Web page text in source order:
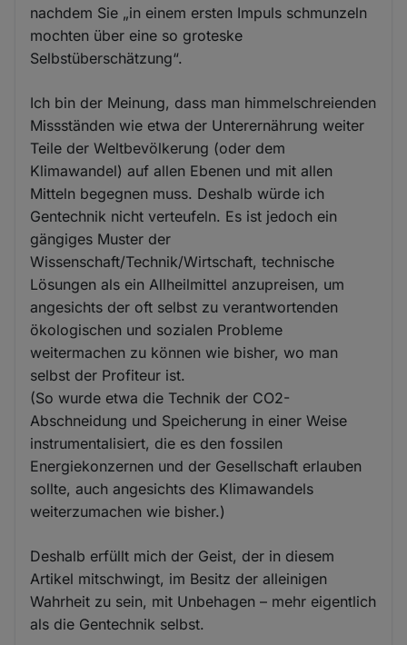
nachdem Sie „in einem ersten Impuls schmunzeln
mochten über eine so groteske
Selbstüberschätzung“.
Ich bin der Meinung, dass man himmelschreienden
Missständen wie etwa der Unterernährung weiter
Teile der Weltbevölkerung (oder dem
Klimawandel) auf allen Ebenen und mit allen
Mitteln begegnen muss. Deshalb würde ich
Gentechnik nicht verteufeln. Es ist jedoch ein
gängiges Muster der
Wissenschaft/Technik/Wirtschaft, technische
Lösungen als ein Allheilmittel anzupreisen, um
angesichts der oft selbst zu verantwortenden
ökologischen und sozialen Probleme
weitermachen zu können wie bisher, wo man
selbst der Profiteur ist.
(So wurde etwa die Technik der CO2-
Abschneidung und Speicherung in einer Weise
instrumentalisiert, die es den fossilen
Energiekonzernen und der Gesellschaft erlauben
sollte, auch angesichts des Klimawandels
weiterzumachen wie bisher.)
Deshalb erfüllt mich der Geist, der in diesem
Artikel mitschwingt, im Besitz der alleinigen
Wahrheit zu sein, mit Unbehagen – mehr eigentlich
als die Gentechnik selbst.